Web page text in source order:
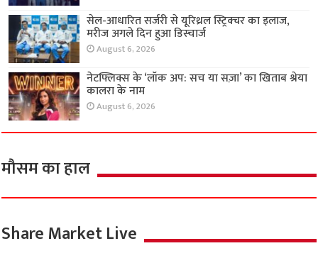
सेल-आधारित सर्जरी से यूरिथ्रल स्ट्रिक्चर का इलाज,
मरीज अगले दिन हुआ डिस्चार्ज
August 6, 2026
नेटफ्लिक्स के ‘लॉक अप: सच या सज़ा’ का खिताब श्रेया
कालरा के नाम
August 6, 2026
मौसम का हाल
Share Market Live